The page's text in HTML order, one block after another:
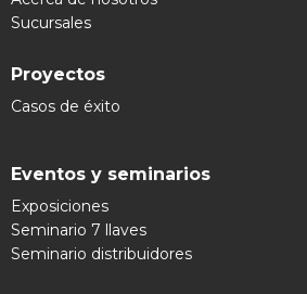
Sucursales
Proyectos
Casos de éxito
Eventos y seminarios
Exposiciones
Seminario 7 llaves
Seminario distribuidores